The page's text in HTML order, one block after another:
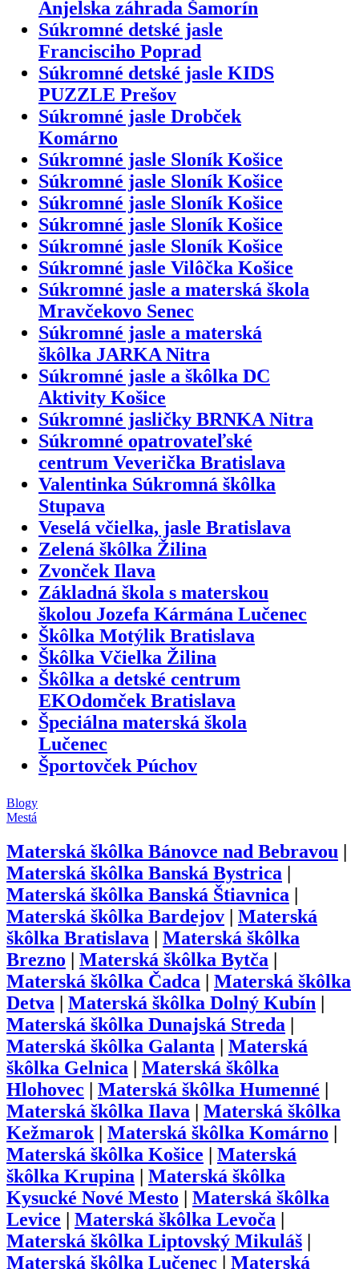
Anjelska záhrada Šamorín
Súkromné detské jasle
Francisciho Poprad
Súkromné detské jasle KIDS
PUZZLE Prešov
Súkromné jasle Drobček
Komárno
Súkromné jasle Sloník Košice
Súkromné jasle Sloník Košice
Súkromné jasle Sloník Košice
Súkromné jasle Sloník Košice
Súkromné jasle Sloník Košice
Súkromné jasle Vilôčka Košice
Súkromné jasle a materská škola
Mravčekovo Senec
Súkromné jasle a materská
škôlka JARKA Nitra
Súkromné jasle a škôlka DC
Aktivity Košice
Súkromné jasličky BRNKA Nitra
Súkromné opatrovateľské
centrum Veverička Bratislava
Valentinka Súkromná škôlka
Stupava
Veselá včielka, jasle Bratislava
Zelená škôlka Žilina
Zvonček Ilava
Základná škola s materskou
školou Jozefa Kármána Lučenec
Škôlka Motýlik Bratislava
Škôlka Včielka Žilina
Škôlka a detské centrum
EKOdomček Bratislava
Špeciálna materská škola
Lučenec
Športovček Púchov
Blogy
Mestá
Materská škôlka Bánovce nad Bebravou |
Materská škôlka Banská Bystrica |
Materská škôlka Banská Štiavnica |
Materská škôlka Bardejov | Materská
škôlka Bratislava | Materská škôlka
Brezno | Materská škôlka Bytča |
Materská škôlka Čadca | Materská škôlka
Detva | Materská škôlka Dolný Kubín |
Materská škôlka Dunajská Streda |
Materská škôlka Galanta | Materská
škôlka Gelnica | Materská škôlka
Hlohovec | Materská škôlka Humenné |
Materská škôlka Ilava | Materská škôlka
Kežmarok | Materská škôlka Komárno |
Materská škôlka Košice | Materská
škôlka Krupina | Materská škôlka
Kysucké Nové Mesto | Materská škôlka
Levice | Materská škôlka Levoča |
Materská škôlka Liptovský Mikuláš |
Materská škôlka Lučenec | Materská